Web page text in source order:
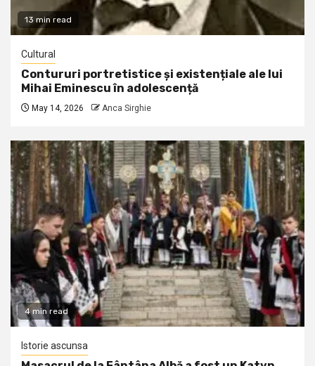
13 min read
Cultural
Contururi portretistice și existențiale ale lui
Mihai Eminescu în adolescență
May 14, 2026 Anca Sirghie
4 min read
Istorie ascunsa